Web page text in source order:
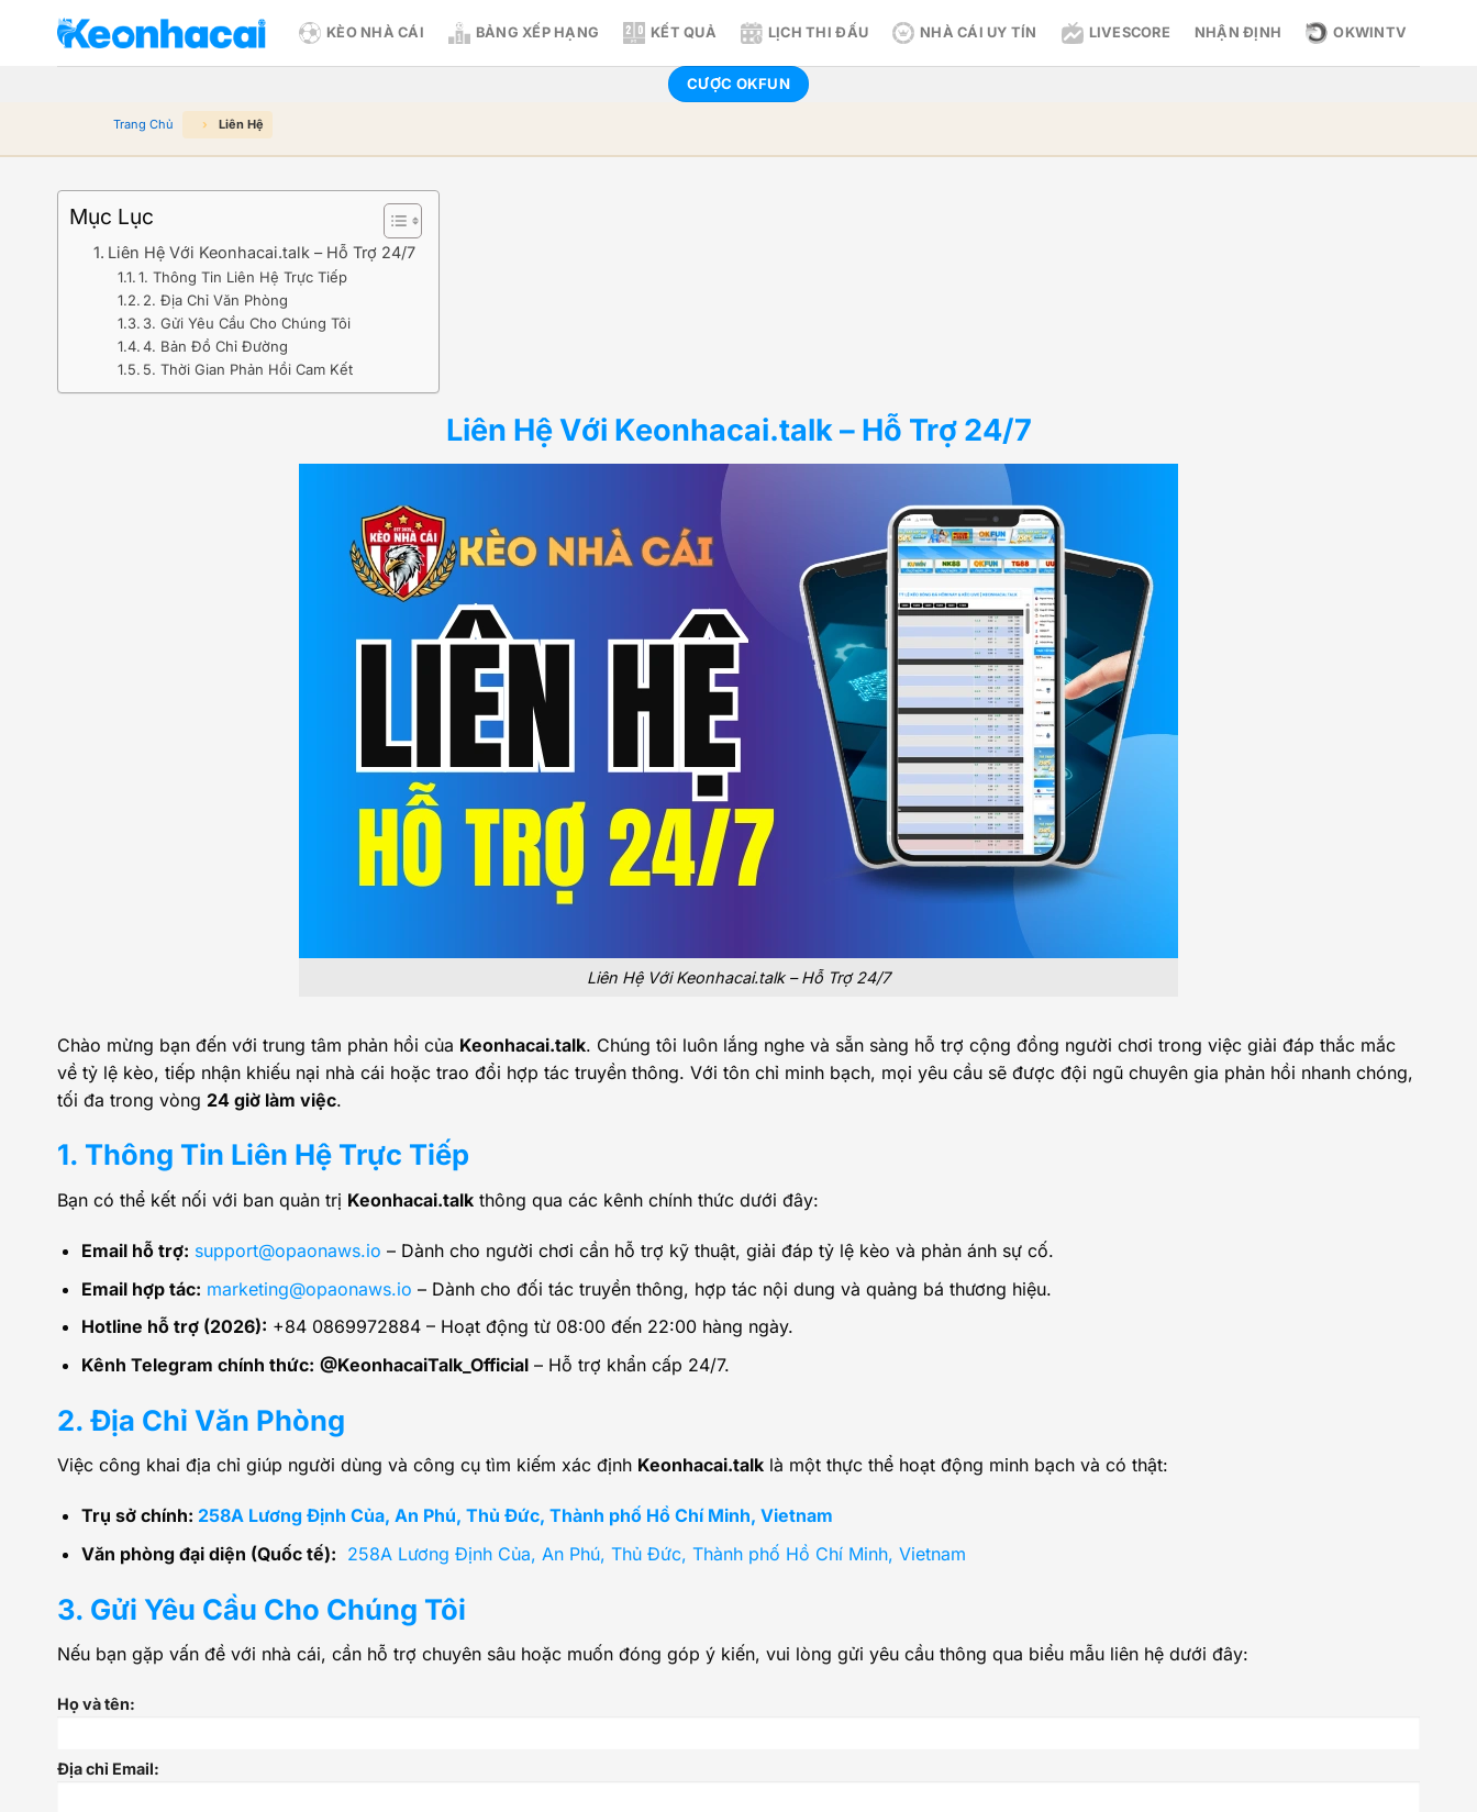
KÈO NHÀ CÁI BẢNG XẾP HẠNG KẾT QUẢ LỊCH THI ĐẤU NHÀ CÁI UY TÍN LIVESCORE NHẬN ĐỊNH OKWINTV
CƯỢC OKFUN
Trang Chủ Liên Hệ
Mục Lục
Liên Hệ Với Keonhacai.talk – Hỗ Trợ 24/7
1. Thông Tin Liên Hệ Trực Tiếp
2. Địa Chỉ Văn Phòng
3. Gửi Yêu Cầu Cho Chúng Tôi
4. Bản Đồ Chỉ Đường
5. Thời Gian Phản Hồi Cam Kết
Liên Hệ Với Keonhacai.talk – Hỗ Trợ 24/7
Liên Hệ Với Keonhacai.talk – Hỗ Trợ 24/7
Chào mừng bạn đến với trung tâm phản hồi của Keonhacai.talk. Chúng tôi luôn lắng nghe và sẵn sàng hỗ trợ cộng đồng người chơi trong việc giải đáp thắc mắc
về tỷ lệ kèo, tiếp nhận khiếu nại nhà cái hoặc trao đổi hợp tác truyền thông. Với tôn chỉ minh bạch, mọi yêu cầu sẽ được đội ngũ chuyên gia phản hồi nhanh chóng,
tối đa trong vòng 24 giờ làm việc.
1. Thông Tin Liên Hệ Trực Tiếp
Bạn có thể kết nối với ban quản trị Keonhacai.talk thông qua các kênh chính thức dưới đây:
Email hỗ trợ: support@opaonaws.io – Dành cho người chơi cần hỗ trợ kỹ thuật, giải đáp tỷ lệ kèo và phản ánh sự cố.
Email hợp tác: marketing@opaonaws.io – Dành cho đối tác truyền thông, hợp tác nội dung và quảng bá thương hiệu.
Hotline hỗ trợ (2026): +84 0869972884 – Hoạt động từ 08:00 đến 22:00 hàng ngày.
Kênh Telegram chính thức: @KeonhacaiTalk_Official – Hỗ trợ khẩn cấp 24/7.
2. Địa Chỉ Văn Phòng
Việc công khai địa chỉ giúp người dùng và công cụ tìm kiếm xác định Keonhacai.talk là một thực thể hoạt động minh bạch và có thật:
Trụ sở chính: 258A Lương Định Của, An Phú, Thủ Đức, Thành phố Hồ Chí Minh, Vietnam
Văn phòng đại diện (Quốc tế): 258A Lương Định Của, An Phú, Thủ Đức, Thành phố Hồ Chí Minh, Vietnam
3. Gửi Yêu Cầu Cho Chúng Tôi
Nếu bạn gặp vấn đề với nhà cái, cần hỗ trợ chuyên sâu hoặc muốn đóng góp ý kiến, vui lòng gửi yêu cầu thông qua biểu mẫu liên hệ dưới đây:
Họ và tên:
Địa chỉ Email: